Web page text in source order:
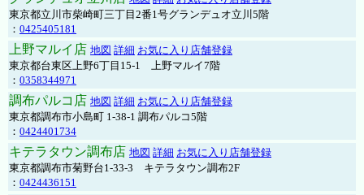
東京都立川市柴崎町三丁目2番1号グランデュオ立川5階
： 0425405181
上野マルイ店 地図 詳細 お気に入り店舗登録
東京都台東区上野6丁目15-1 上野マルイ7階
： 0358344971
調布パルコ店 地図 詳細 お気に入り店舗登録
東京都調布市小島町 1-38-1 調布パルコ5階
： 0424401734
キテラタウン調布店 地図 詳細 お気に入り店舗登録
東京都調布市菊野台1-33-3 キテラタウン調布2F
： 0424436151